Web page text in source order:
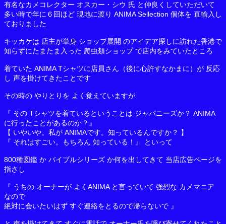
有名なカメコレクター オスカー・シウ 氏 と仲良くしていただいて
多い時で年に６回ほど 現地に渡り ANIMA Sellection 個体を 直輸入し
ておりました
キッカケは 店主が単身 ショップ展開 のアイデア探しに訪れた香港で
知らずにたまたま入った 爬虫類ショップ で店内をみていたところ
着ていた ANIMA Tシャツに店員さん（後に心許すなかまに）が 反応
し 声を掛けてきたことです
その時の やりとりを よく覚えていますが
『 その Tシャツを着ているということは ジャパニーズか？ ANIMA
に行ったことがあるのか？』
【 いやいや。私が ANIMAです。知っているんですか？ 】
『 それはすごい。もちろん 知っている！』 といって
800種図鑑 か バイブルシリーズ か何を出してきて 当店広告ページを
指さし
『 うちの オーナーが よくANIMA と言っていて 強烈な カメマニア
なので
絶対に会いたいはず すぐ連絡をとるので帰らないで 』